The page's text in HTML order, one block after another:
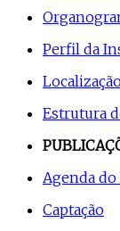
Perfil da
Estrutura
Agenda
Captação